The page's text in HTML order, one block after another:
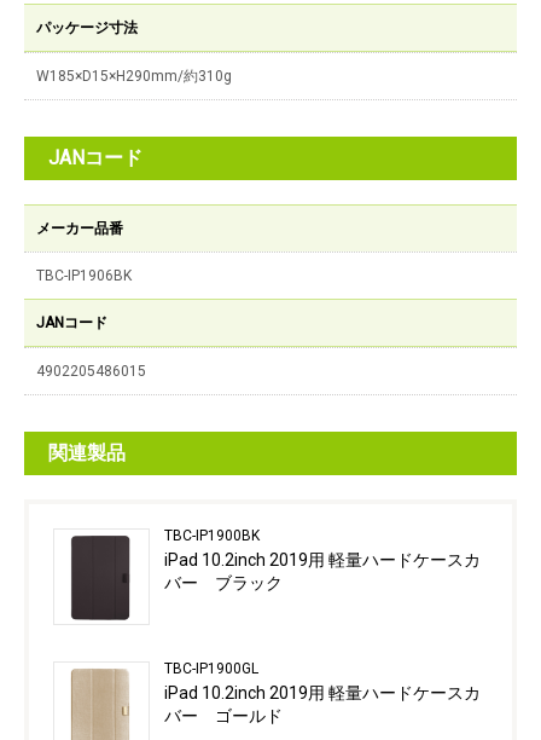
パッケージ寸法
W185×D15×H290mm/約310g
JANコード
メーカー品番
TBC-IP1906BK
JANコード
4902205486015
関連製品
TBC-IP1900BK
iPad 10.2inch 2019用 軽量ハードケースカ
バー ブラック
TBC-IP1900GL
iPad 10.2inch 2019用 軽量ハードケースカ
バー ゴールド